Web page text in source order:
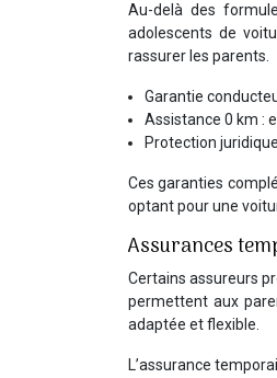
Au-delà des
adolescents de
rassurer les parents.
Garantie
Assistance 0 km :
Protection
Ces garanties
optant pour une
Assurances
Certains assureurs
permettent aux
adaptée et flexible.
L’assurance